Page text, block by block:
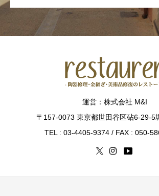
運営：株式会社 M&I
〒157-0073 東京都世田谷区砧6-29-5
TEL : 03-4405-9374 / FAX : 050-